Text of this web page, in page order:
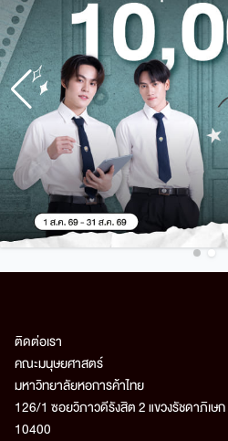
ติดต่อเรา
คณะมนุษยศาสตร์
มหาวิทยาลัยหอการค้าไทย
126/1 ซอยวิภาวดีรังสิต 2 แขวงรัชดาภิเษ
10400